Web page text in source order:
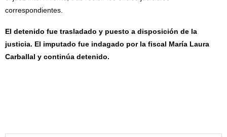
correspondientes.
El detenido fue trasladado y puesto a disposición de la
justicia. El imputado fue indagado por la fiscal María Laura
Carballal y continúa detenido.